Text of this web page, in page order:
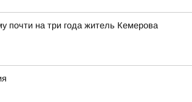
почти на три года житель Кемерова